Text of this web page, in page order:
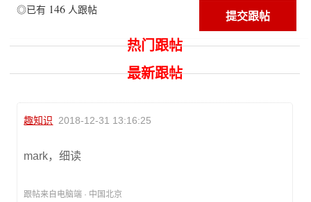
◎已有 146 人跟帖
热门跟帖
最新跟帖
趣知识 2018-12-31 13:16:25
mark，细读
跟帖来自电脑端 · 中国北京